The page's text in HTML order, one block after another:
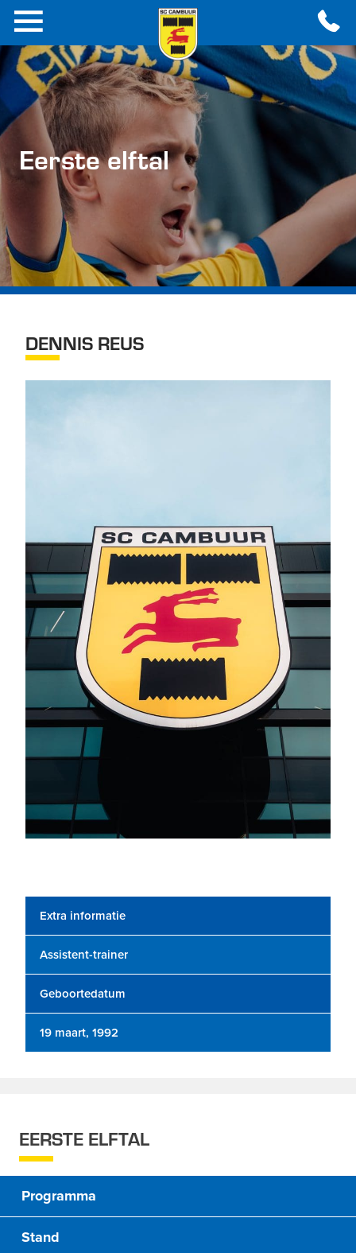
Eerste elftal
DENNIS REUS
Extra informatie
Assistent-trainer
Geboortedatum
19 maart, 1992
EERSTE ELFTAL
Programma
Stand